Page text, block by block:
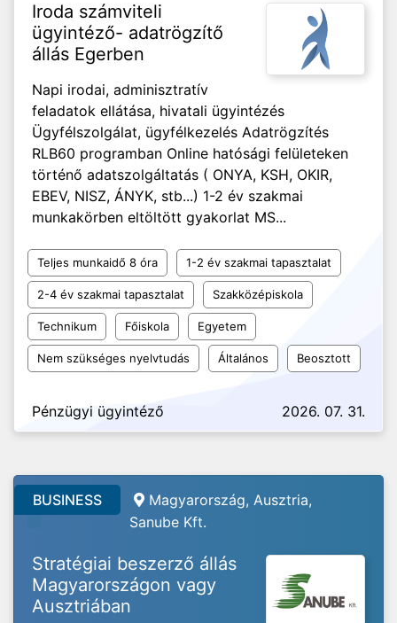
Iroda számviteli
ügyintéző- adatrögzítő
állás Egerben
Napi irodai, adminisztratív
feladatok ellátása, hivatali ügyintézés
Ügyfélszolgálat, ügyfélkezelés Adatrögzítés
RLB60 programban Online hatósági felületeken
történő adatszolgáltatás ( ONYA, KSH, OKIR,
EBEV, NISZ, ÁNYK, stb...) 1-2 év szakmai
munkakörben eltöltött gyakorlat MS...
Teljes munkaidő 8 óra 1-2 év szakmai tapasztalat
2-4 év szakmai tapasztalat Szakközépiskola
Technikum Főiskola Egyetem
Nem szükséges nyelvtudás Általános Beosztott
Pénzügyi ügyintéző 2026. 07. 31.
BUSINESS
Magyarország, Ausztria,
Sanube Kft.
Stratégiai beszerző állás
Magyarországon vagy
Ausztriában